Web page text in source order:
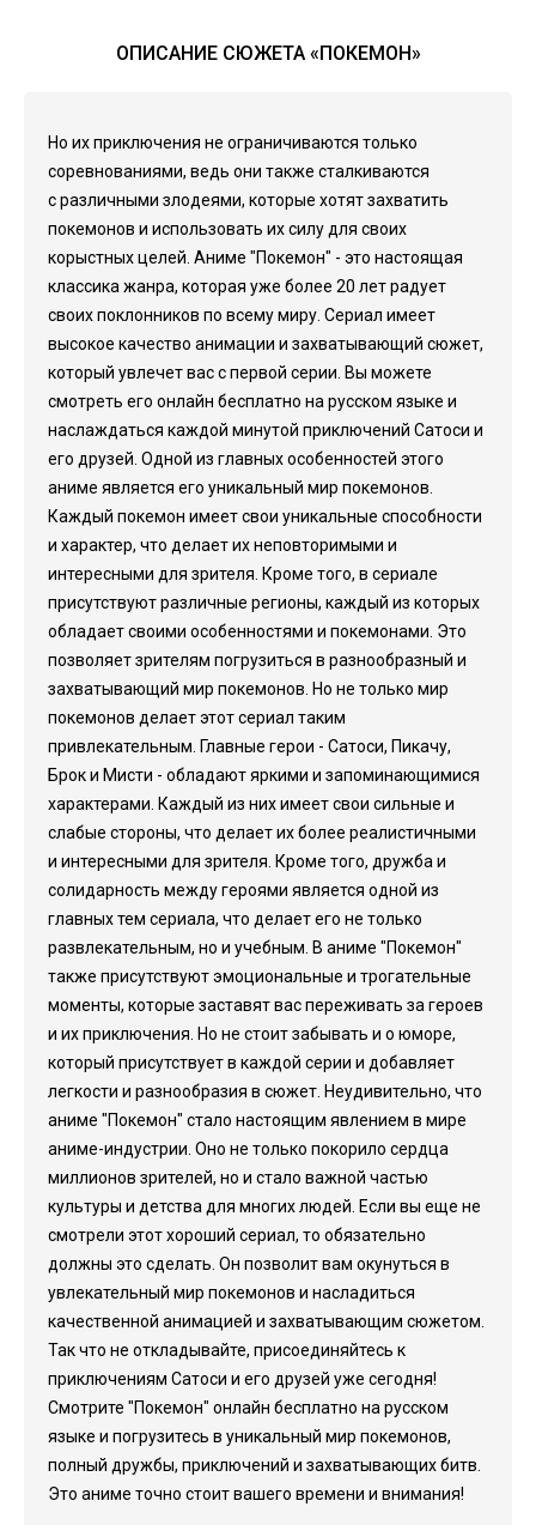
ОПИСАНИЕ СЮЖЕТА «ПОКЕМОН»
Но их приключения не ограничиваются только
соревнованиями, ведь они также сталкиваются
с различными злодеями, которые хотят захватить
покемонов и использовать их силу для своих
корыстных целей. Аниме "Покемон" - это настоящая
классика жанра, которая уже более 20 лет радует
своих поклонников по всему миру. Сериал имеет
высокое качество анимации и захватывающий сюжет,
который увлечет вас с первой серии. Вы можете
смотреть его онлайн бесплатно на русском языке и
наслаждаться каждой минутой приключений Сатоси и
его друзей. Одной из главных особенностей этого
аниме является его уникальный мир покемонов.
Каждый покемон имеет свои уникальные способности
и характер, что делает их неповторимыми и
интересными для зрителя. Кроме того, в сериале
присутствуют различные регионы, каждый из которых
обладает своими особенностями и покемонами. Это
позволяет зрителям погрузиться в разнообразный и
захватывающий мир покемонов. Но не только мир
покемонов делает этот сериал таким
привлекательным. Главные герои - Сатоси, Пикачу,
Брок и Мисти - обладают яркими и запоминающимися
характерами. Каждый из них имеет свои сильные и
слабые стороны, что делает их более реалистичными
и интересными для зрителя. Кроме того, дружба и
солидарность между героями является одной из
главных тем сериала, что делает его не только
развлекательным, но и учебным. В аниме "Покемон"
также присутствуют эмоциональные и трогательные
моменты, которые заставят вас переживать за героев
и их приключения. Но не стоит забывать и о юморе,
который присутствует в каждой серии и добавляет
легкости и разнообразия в сюжет. Неудивительно, что
аниме "Покемон" стало настоящим явлением в мире
аниме-индустрии. Оно не только покорило сердца
миллионов зрителей, но и стало важной частью
культуры и детства для многих людей. Если вы еще не
смотрели этот хороший сериал, то обязательно
должны это сделать. Он позволит вам окунуться в
увлекательный мир покемонов и насладиться
качественной анимацией и захватывающим сюжетом.
Так что не откладывайте, присоединяйтесь к
приключениям Сатоси и его друзей уже сегодня!
Смотрите "Покемон" онлайн бесплатно на русском
языке и погрузитесь в уникальный мир покемонов,
полный дружбы, приключений и захватывающих битв.
Это аниме точно стоит вашего времени и внимания!